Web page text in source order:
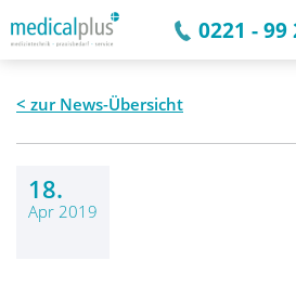
0221 - 99
zur News-Übersicht
18.
Apr 2019